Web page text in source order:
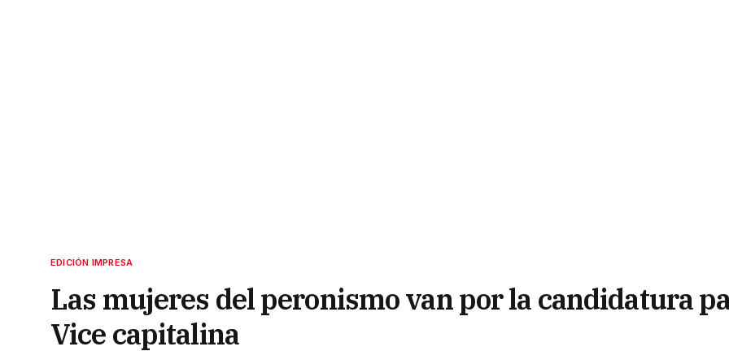
EDICIÓN IMPRESA
Las mujeres del peronismo van por la candidatura
Vice capitalina